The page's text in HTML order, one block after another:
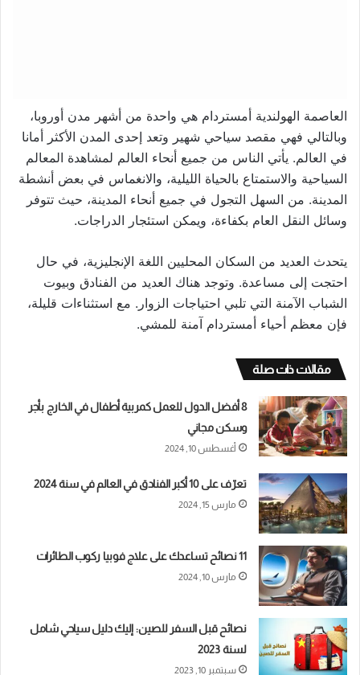
العاصمة الهولندية أمستردام هي واحدة من أشهر مدن أوروبا،
وبالتالي فهي مقصد سياحي شهير وتعد إحدى المدن الأكثر أمانا
في العالم. يأتي الناس من جميع أنحاء العالم لمشاهدة المعالم
السياحية والاستمتاع بالحياة الليلية، والانغماس في بعض أنشطة
المدينة. من السهل التجول في جميع أنحاء المدينة، حيث تتوفر
وسائل النقل العام بكفاءة، ويمكن استئجار الدراجات.
يتحدث العديد من السكان المحليين اللغة الإنجليزية، في حال
احتجت إلى مساعدة. وتوجد هناك العديد من الفنادق وبيوت
الشباب الآمنة التي تلبي احتياجات الزوار. مع استثناءات قليلة،
فإن معظم أحياء أمستردام آمنة للمشي.
مقالات ذات صلة
8 أفضل الدول للعمل كمربية أطفال في الخارج بأجر
وسكن مجاني
أغسطس 10, 2024
تعرّف على 10 أكبر الفنادق في العالم في سنة 2024
مارس 15, 2024
11 نصائح تساعدك على علاج فوبيا ركوب الطائرات
مارس 10, 2024
نصائح قبل السفر للصين: إليك دليل سياحي شامل
لسنة 2023
سبتمبر 10, 2023